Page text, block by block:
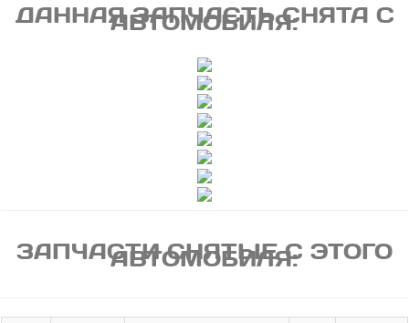
ДАННАЯ ЗАПЧАСТЬ СНЯТА С
АВТОМОБИЛЯ:
ЗАПЧАСТИ СНЯТЫЕ С ЭТОГО
АВТОМОБИЛЯ: